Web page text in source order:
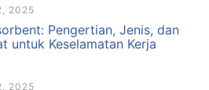
2025
Pengertian, Jenis, dan
untuk Keselamatan Kerja
2025